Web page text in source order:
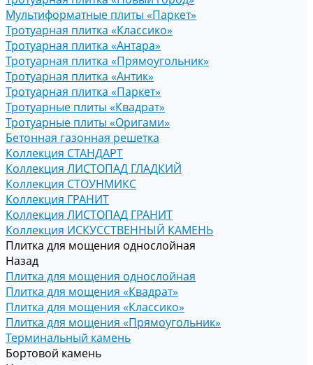
Мультиформатные плиты «Паркет»
Тротуарная плитка «Классико»
Тротуарная плитка «Антара»
Тротуарная плитка «Прямоугольник»
Тротуарная плитка «Антик»
Тротуарная плитка «Паркет»
Тротуарные плиты «Квадрат»
Тротуарные плиты «Оригами»
Бетонная газонная решетка
Коллекция СТАНДАРТ
Коллекция ЛИСТОПАД ГЛАДКИЙ
Коллекция СТОУНМИКС
Коллекция ГРАНИТ
Коллекция ЛИСТОПАД ГРАНИТ
Коллекция ИСКУССТВЕННЫЙ КАМЕНЬ
Плитка для мощения однослойная
Назад
Плитка для мощения однослойная
Плитка для мощения «Квадрат»
Плитка для мощения «Классико»
Плитка для мощения «Прямоугольник»
Терминальный камень
Бортовой камень